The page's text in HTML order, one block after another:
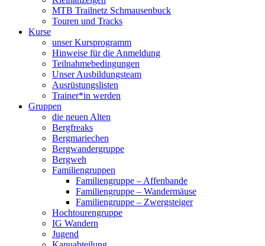
MTB Trailnetz Schmausenbuck
Touren und Tracks
Kurse
unser Kursprogramm
Hinweise für die Anmeldung
Teilnahmebedingungen
Unser Ausbildungsteam
Ausrüstungslisten
Trainer*in werden
Gruppen
die neuen Alten
Bergfreaks
Bergmariechen
Bergwandergruppe
Bergweh
Familiengruppen
Familiengruppe – Affenbande
Familiengruppe – Wandermäuse
Familiengruppe – Zwergsteiger
Hochtourengruppe
IG Wandern
Jugend